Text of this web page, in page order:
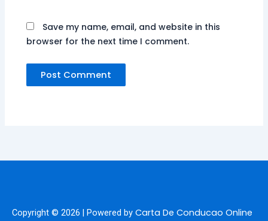
Save my name, email, and website in this
browser for the next time I comment.
Copyright © 2026 | Powered by Carta De Conducao Online